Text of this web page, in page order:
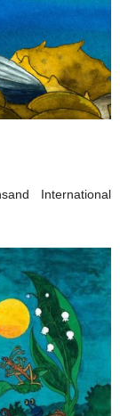
International